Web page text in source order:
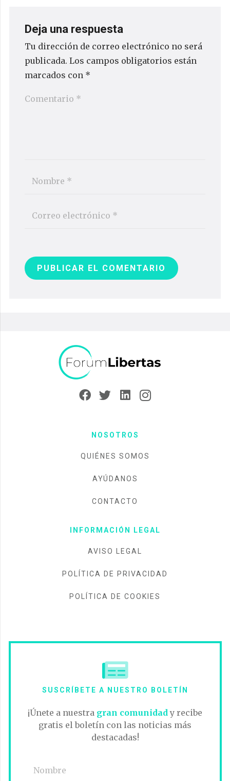
Deja una respuesta
Tu dirección de correo electrónico no será
publicada. Los campos obligatorios están
marcados con *
PUBLICAR EL COMENTARIO
NOSOTROS
QUIÉNES SOMOS
AYÚDANOS
CONTACTO
INFORMACIÓN LEGAL
AVISO LEGAL
POLÍTICA DE PRIVACIDAD
POLÍTICA DE COOKIES
SUSCRÍBETE A NUESTRO BOLETÍN
¡Únete a nuestra gran comunidady recibe
gratis el boletín con las noticias más
destacadas!